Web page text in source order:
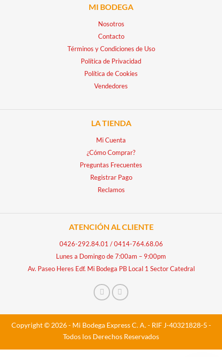
MI BODEGA
Nosotros
Contacto
Términos y Condiciones de Uso
Política de Privacidad
Política de Cookies
Vendedores
LA TIENDA
Mi Cuenta
¿Cómo Comprar?
Preguntas Frecuentes
Registrar Pago
Reclamos
ATENCIÓN AL CLIENTE
0426-292.84.01 /0414-764.68.06
Lunes a Domingo de 7:00am – 9:00pm
Av. Paseo Heres Edf. Mi Bodega PB Local 1 Sector Catedral
Copyright © 2026 - Mi Bodega Express C. A. - RIF J-40321828-5 -
Todos los Derechos Reservados